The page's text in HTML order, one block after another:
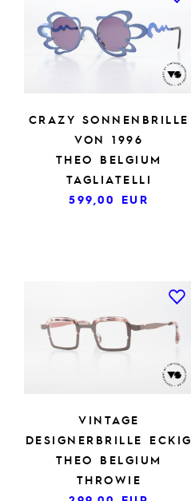
CRAZY SONNENBRILLE
VON 1996
THEO BELGIUM
TAGLIATELLI
599,00 EUR
VINTAGE
DESIGNERBRILLE ECKIG
THEO BELGIUM
THROWIE